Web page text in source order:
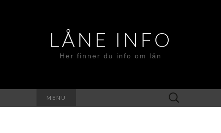
LÅNE INFO
Her finner du info om lån
MENU
Search
for: